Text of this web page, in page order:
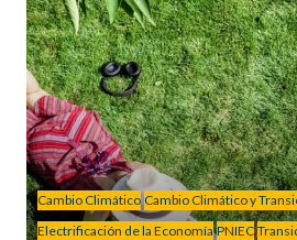
Cambio Climático Cambio Climático y
Electrificación de la Economía PNIEC